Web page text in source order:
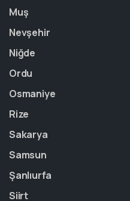
Muş
Nevşehir
Niğde
Ordu
Osmaniye
Rize
Sakarya
Samsun
Şanlıurfa
Siirt